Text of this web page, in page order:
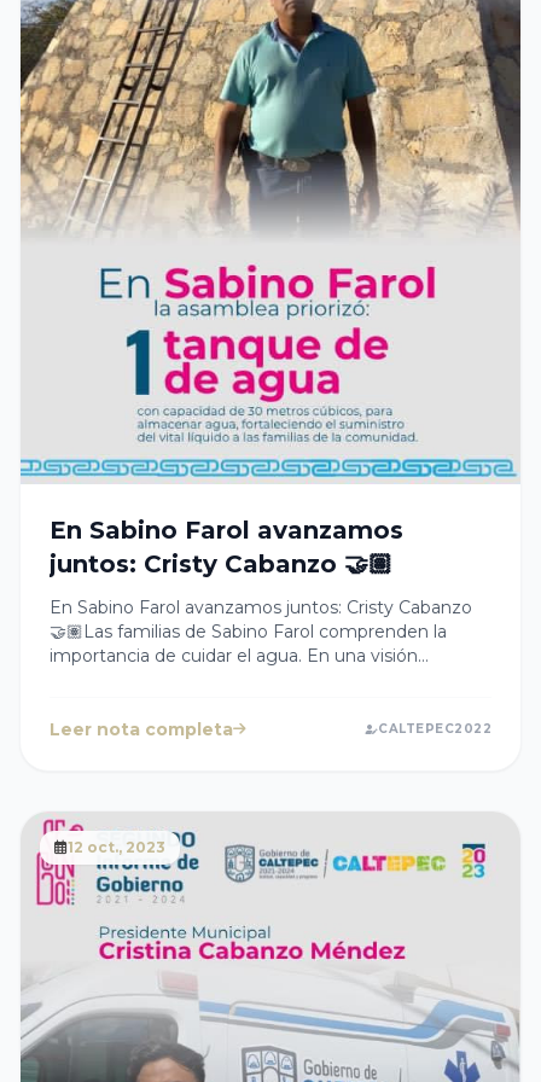
En Sabino Farol avanzamos
juntos: Cristy Cabanzo 🤝🏽
En Sabino Farol avanzamos juntos: Cristy Cabanzo
🤝🏽Las familias de Sabino Farol comprenden la
importancia de cuidar el agua. En una visión
Estamos comprometidos en fortalecer el suministro
Leer nota completa CALTEPEC2022
12 oct., 2023